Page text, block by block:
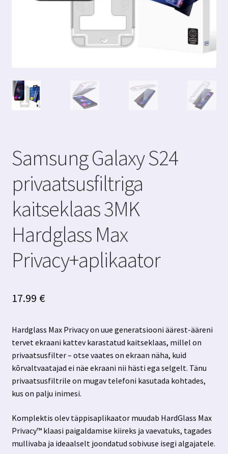
Samsung Galaxy S24
privaatsusfiltriga
kaitseklaas 3MK
Hardglass Max
Privacy+aplikaator
17.99 €
Hardglass Max Privacy on uue generatsiooni äärest-ääreni
tervet ekraani kattev karastatud kaitseklaas, millel on
privaatsusfilter – otse vaates on ekraan näha, kuid
kõrvaltvaatajad ei näe ekraani nii hästi ega selgelt. Tänu
privaatsusfiltrile on mugav telefoni kasutada kohtades,
kus on palju inimesi.
Komplektis olev täppisaplikaator muudab HardGlass Max
Privacy™ klaasi paigaldamise kiireks ja vaevatuks, tagades
mullivaba ja ideaalselt joondatud sobivuse isegi algajatele.